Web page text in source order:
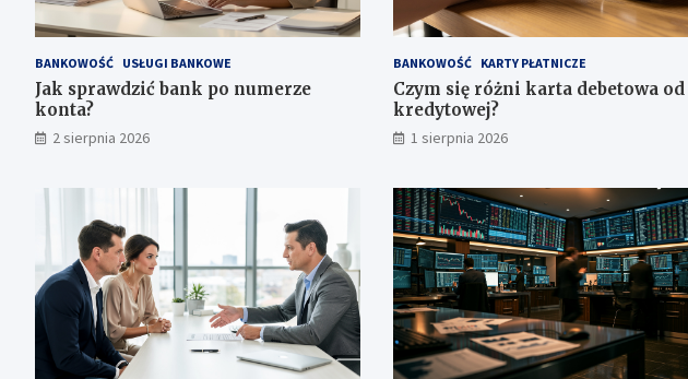
BANKOWOŚĆ USŁUGI BANKOWE
Jak sprawdzić bank po numerze
konta?
2 sierpnia 2026
BANKOWOŚĆ KARTY PŁATNICZE
Czym się różni karta debetowa od
kredytowej?
1 sierpnia 2026